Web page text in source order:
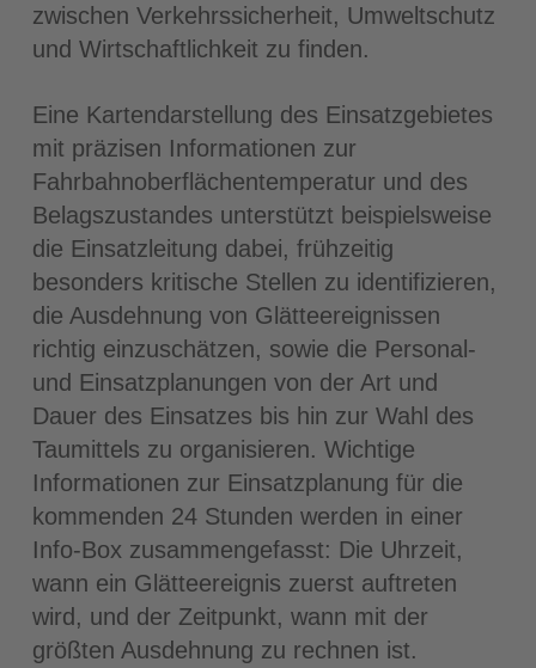
zwischen Verkehrssicherheit, Umweltschutz
und Wirtschaftlichkeit zu finden.
Eine Kartendarstellung des Einsatzgebietes
mit präzisen Informationen zur
Fahrbahnoberflächentemperatur und des
Belagszustandes unterstützt beispielsweise
die Einsatzleitung dabei, frühzeitig
besonders kritische Stellen zu identifizieren,
die Ausdehnung von Glätteereignissen
richtig einzuschätzen, sowie die Personal-
und Einsatzplanungen von der Art und
Dauer des Einsatzes bis hin zur Wahl des
Taumittels zu organisieren. Wichtige
Informationen zur Einsatzplanung für die
kommenden 24 Stunden werden in einer
Info-Box zusammengefasst: Die Uhrzeit,
wann ein Glätteereignis zuerst auftreten
wird, und der Zeitpunkt, wann mit der
größten Ausdehnung zu rechnen ist.